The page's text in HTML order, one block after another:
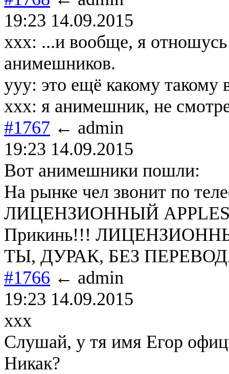
19:23 14.09.2015
xxx: ...и вообще, я
анимешников.
yyy: это ещё какому такому
xxx: я анимешник, не
#1767 ← admin
19:23 14.09.2015
Вот анимешники пошли:
На рынке чел звонит по
ЛИЦЕНЗИОННЫЙ
Прикинь!!!
ТЫ, ДУРАК, БЕЗ
#1766 ← admin
19:23 14.09.2015
xxx
Слушай, у тя имя Егор
Никак?